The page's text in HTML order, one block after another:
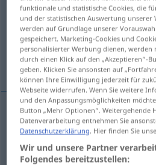
Übersicht aller
(Für mehr Details die Übersetzung
Zeremonie
Zeremonief ceremonie
funktionale und statistische Cookies, die
und der statistischen Auswertung unserer
werden auf Grundlage unserer
gespeichert. Marketing-Cookies und
personalisierter Werbung dienen, werden
durch einen Klick auf den „Akzeptieren“-
geben. Klicken Sie ansonsten auf
können Ihre Einwilligung jederzeit für
Webseite widerrufen. Wenn Sie weitere
und den Anpassungsmöglichkeiten
Button „Mehr Optionen“. Weitergehende
Datenverarbeitung entnehmen Sie
Datenschutzerklärung . Hier finden Sie
Wir und unsere Partner
Folgendes bereitzustellen: